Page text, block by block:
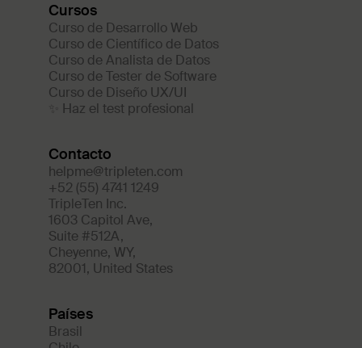
Cursos
Curso de Desarrollo Web
Curso de Científico de Datos
Curso de Analista de Datos
Curso de Tester de Software
Curso de Diseño UX/UI
✨ Haz el test profesional
Países
Brasil
Contacto
helpme@tripleten.com
+52 (55) 4741 1249
TripleTen Inc.
1603 Capitol Ave,
Suite #512A,
Cheyenne, WY,
82001, United States